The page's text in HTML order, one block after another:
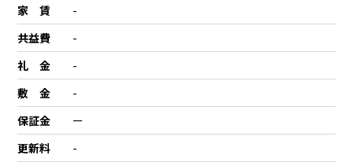
家 賃
-
共益費
-
礼 金
-
敷 金
-
保証金
ー
更新料
-